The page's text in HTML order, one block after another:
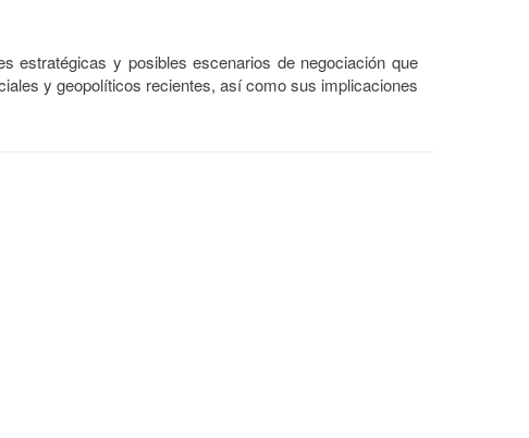
estratégicas y posibles escenarios de negociación que
y geopolíticos recientes, así como sus implicaciones